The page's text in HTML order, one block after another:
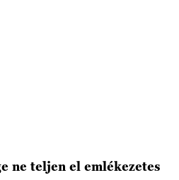
ne teljen el emlékezetes